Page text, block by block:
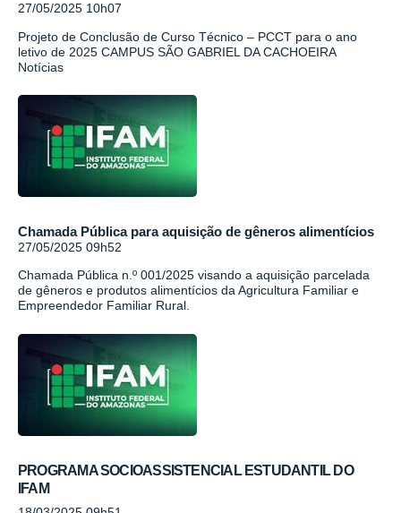
27/05/2025 10h07
Projeto de Conclusão de Curso Técnico – PCCT para o ano
letivo de 2025 CAMPUS SÃO GABRIEL DA CACHOEIRA
Notícias
Chamada Pública para aquisição de gêneros alimentícios
27/05/2025 09h52
Chamada Pública n.º 001/2025 visando a aquisição parcelada
de gêneros e produtos alimentícios da Agricultura Familiar e
Empreendedor Familiar Rural.
PROGRAMA SOCIOASSISTENCIAL ESTUDANTIL DO
IFAM